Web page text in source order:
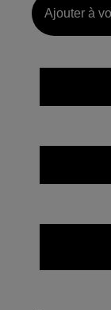
Ajouter à